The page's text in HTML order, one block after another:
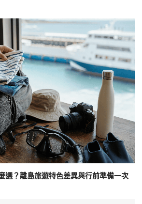
選？離島旅遊特色差異與行前準備一次